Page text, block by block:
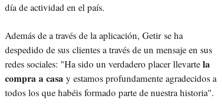
día de actividad en el país.
Además de a través de la aplicación, Getir se ha
despedido de sus clientes a través de un mensaje en sus
redes sociales: "Ha sido un verdadero placer llevarte la
compra a casa y estamos profundamente agradecidos a
todos los que habéis formado parte de nuestra historia".